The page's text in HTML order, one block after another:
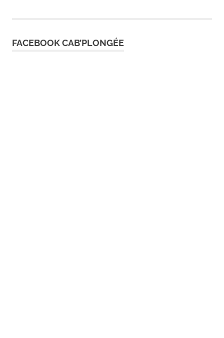
FACEBOOK CAB’PLONGÉE